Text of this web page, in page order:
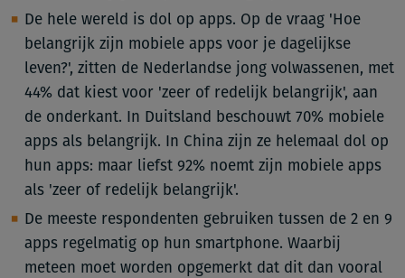
De hele wereld is dol op apps. Op de vraag 'Hoe
belangrijk zijn mobiele apps voor je dagelijkse
leven?', zitten de Nederlandse jong volwassenen, met
44% dat kiest voor 'zeer of redelijk belangrijk', aan
de onderkant. In Duitsland beschouwt 70% mobiele
apps als belangrijk. In China zijn ze helemaal dol op
hun apps: maar liefst 92% noemt zijn mobiele apps
als 'zeer of redelijk belangrijk'.
De meeste respondenten gebruiken tussen de 2 en 9
apps regelmatig op hun smartphone. Waarbij
meteen moet worden opgemerkt dat dit dan vooral